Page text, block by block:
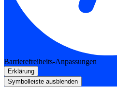
Barrierefreiheits-Anpassungen
Erklärung
Symbolleiste ausblenden